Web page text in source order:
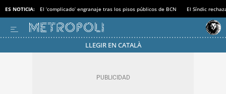
ES NOTICIA: El ‘complicado’ engranaje tras los pisos públicos de BCN El Síndic
LLEGIR EN CATALÀ